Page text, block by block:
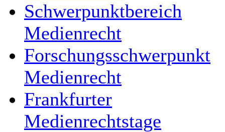
Schwerpunktbereich
Medienrecht
Forschungsschwerpunkt
Medienrecht
Frankfurter
Medienrechtstage